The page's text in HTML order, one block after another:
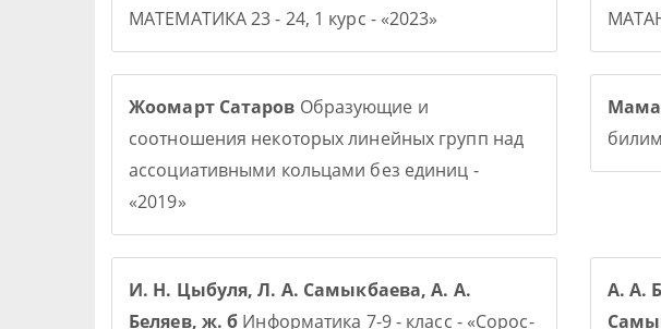
МАТЕМАТИКА 23 - 24, 1 курс - «2023»
Жоомарт Сатаров Образующие и
соотношения некоторых линейных групп над
ассоциативными кольцами без единиц -
«2019»
И. Н. Цыбуля, Л. А. Самыкбаева, А. А.
Беляев, ж. б Информатика 7-9 - класс - «Сорос-
А. А.